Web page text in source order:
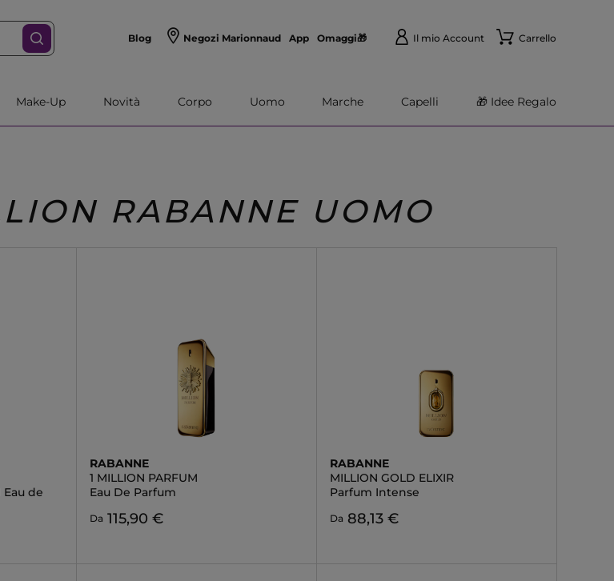
Blog Negozi Marionnaud App Omaggi🎁 Il mio Account Carrello
Make-Up Novità Corpo Uomo Marche Capelli 🎁 Idee Regalo
RABANNE UOMO
Eau de
RABANNE
1 MILLION PARFUM
Eau De Parfum
Da 115,90 €
RABANNE
MILLION GOLD ELIXIR
Parfum Intense
Da 88,13 €